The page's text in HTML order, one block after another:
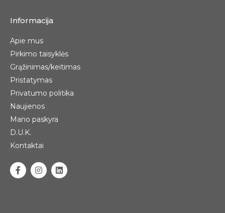
Informacija
Apie mus
Pirkimo taisyklės
Grąžinimas/keitimas
Pristatymas
Privatumo politika
Naujienos
Mano paskyra
D.U.K.
Kontaktai